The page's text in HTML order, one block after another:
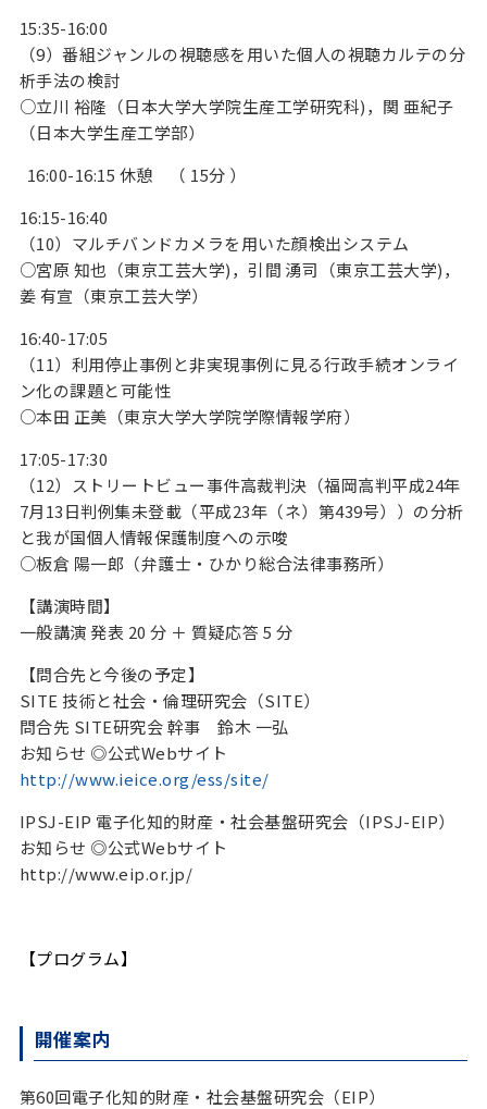
15:35-16:00
（9）番組ジャンルの視聴感を用いた個人の視聴カルテの分
析手法の検討
○立川 裕隆（日本大学大学院生産工学研究科)，関 亜紀子
（日本大学生産工学部）
16:00-16:15 休憩 （ 15分 ）
16:15-16:40
（10）マルチバンドカメラを用いた顔検出システム
○宮原 知也（東京工芸大学)，引間 湧司（東京工芸大学)，
姜 有宣（東京工芸大学）
16:40-17:05
（11）利用停止事例と非実現事例に見る行政手続オンライ
ン化の課題と可能性
○本田 正美（東京大学大学院学際情報学府）
17:05-17:30
（12）ストリートビュー事件高裁判決（福岡高判平成24年
7月13日判例集未登載（平成23年（ネ）第439号））の分析
と我が国個人情報保護制度への示唆
○板倉 陽一郎（弁護士・ひかり総合法律事務所）
【講演時間】
一般講演 発表 20 分 ＋ 質疑応答 5 分
【問合先と今後の予定】
SITE 技術と社会・倫理研究会（SITE）
問合先 SITE研究会 幹事 鈴木 一弘
お知らせ ◎公式Webサイト
http://www.ieice.org/ess/site/
IPSJ-EIP 電子化知的財産・社会基盤研究会（IPSJ-EIP）
お知らせ ◎公式Webサイト
http://www.eip.or.jp/
【プログラム】
開催案内
第60回電子化知的財産・社会基盤研究会（EIP）